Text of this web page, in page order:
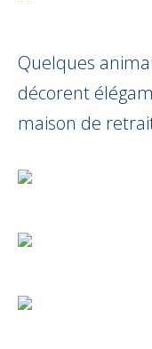
Quelques
décorent
maison de